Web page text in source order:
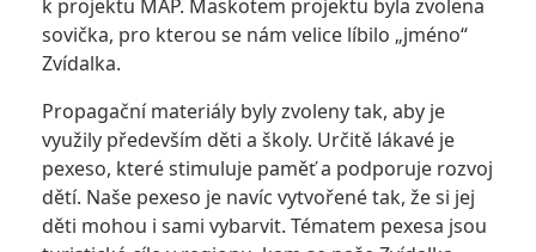
k projektu MAP. Maskotem projektu byla zvolena
sovička, pro kterou se nám velice líbilo „jméno“
Zvídalka.
Propagační materiály byly zvoleny tak, aby je
využily především děti a školy. Určitě lákavé je
pexeso, které stimuluje paměť a podporuje rozvoj
dětí. Naše pexeso je navíc vytvořené tak, že si jej
děti mohou i sami vybarvit. Tématem pexesa jsou